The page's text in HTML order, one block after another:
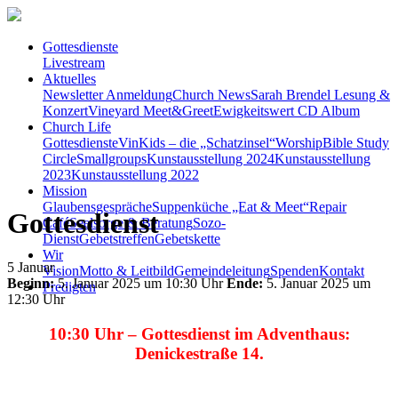
Gottesdienste
Livestream
Aktuelles
Newsletter AnmeldungChurch NewsSarah Brendel Lesung &
KonzertVineyard Meet&GreetEwigkeitswert CD Album
Church Life
GottesdiensteVinKids – die „Schatzinsel“WorshipBible Study
CircleSmallgroupsKunstausstellung 2024Kunstausstellung
2023Kunstausstellung 2022
Mission
GlaubensgesprächeSuppenküche „Eat & Meet“Repair
CaféSeelsorge & BeratungSozo-
DienstGebetstreffenGebetskette
Wir
VisionMotto & LeitbildGemeindeleitungSpendenKontakt
Predigten
Gottesdienst
5 Januar
Beginn:5. Januar 2025 um 10:30 UhrEnde:5. Januar 2025 um
12:30 Uhr
10:30 Uhr – Gottesdienst im Adventhaus:
Denickestraße 14.